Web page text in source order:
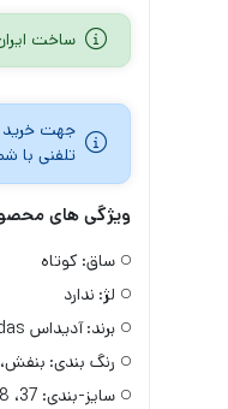
ساخت
جهت خرید
تلفنی با شماره 09193192246
ویژگی های
ساق: کوتاه
لژ: ندارد
برند:آدیداس Adidas
رنگ بندی: بنفش،
سایز-بندی: 37، 38، 39، 40، 41، 42، 43، 44، 45